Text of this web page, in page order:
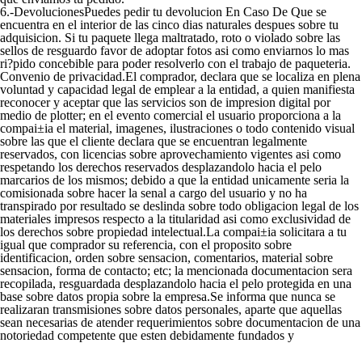
6.-DevolucionesPuedes pedir tu devolucion En Caso De Que se
encuentra en el interior de las cinco dias naturales despues sobre tu
adquisicion. Si tu paquete llega maltratado, roto o violado sobre las
sellos de resguardo favor de adoptar fotos asi­ como enviarnos lo mas
ri?pido concebible para poder resolverlo con el trabajo de paqueteria.
Convenio de privacidad.El comprador, declara que se localiza en plena
voluntad y capacidad legal de emplear a la entidad, a quien manifiesta
reconocer y aceptar que las servicios son de impresion digital por
medio de plotter; en el evento comercial el usuario proporciona a la
compai±i­a el material, imagenes, ilustraciones o todo contenido visual
sobre las que el cliente declara que se encuentran legalmente
reservados, con licencias sobre aprovechamiento vigentes asi­ como
respetando los derechos reservados desplazandolo hacia el pelo
marcarios de los mismos; debido a que la entidad unicamente seri­a la
comisionada sobre hacer la senal a cargo del usuario y no ha
transpirado por resultado se deslinda sobre todo obligacion legal de los
materiales impresos respecto a la titularidad asi­ como exclusividad de
los derechos sobre propiedad intelectual.La compai±i­a solicitara a tu
igual que comprador su referencia, con el proposito sobre
identificacion, orden sobre sensacion, comentarios, material sobre
sensacion, forma de contacto; etc; la mencionada documentacion sera
recopilada, resguardada desplazandolo hacia el pelo protegida en una
base sobre datos propia sobre la empresa.Se informa que nunca se
realizaran transmisiones sobre datos personales, aparte que aquellas
sean necesarias de atender requerimientos sobre documentacion de una
notoriedad competente que esten debidamente fundados y